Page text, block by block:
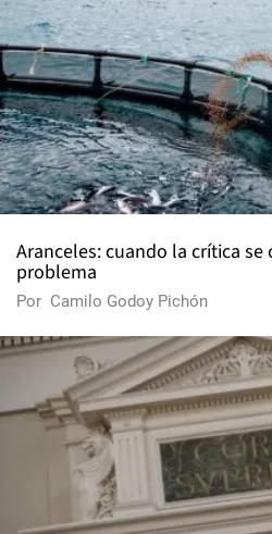
Aranceles: cuando la crítica se
problema
Por Camilo Godoy Pichón